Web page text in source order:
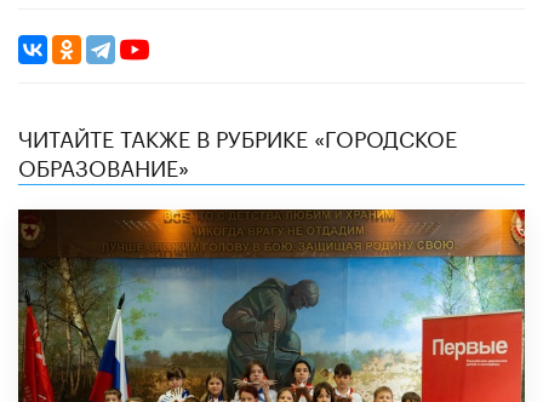
ЧИТАЙТЕ ТАКЖЕ В РУБРИКЕ «ГОРОДСКОЕ
ОБРАЗОВАНИЕ»